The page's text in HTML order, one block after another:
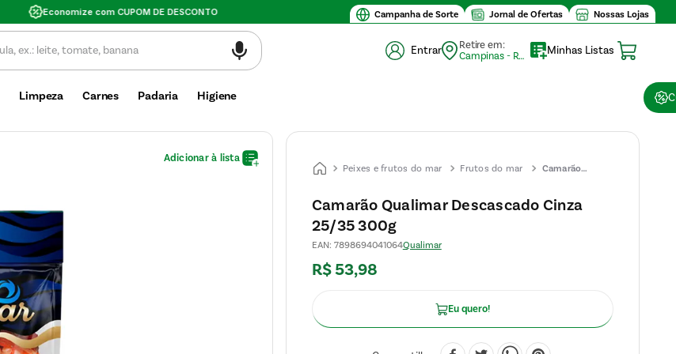
Campanha de Sorte Jornal de Ofertas Nossas Lojas
Valor mínimo de compra $30
Entrar
Retire em:
Campinas - Retirada (10)
Minhas Listas
Limpeza Carnes Padaria Higiene
Peixes e frutos do mar Frutos do mar
Camarão
Descascado
Camarão Qualimar Descascado Cinza
25/35 300g
EAN: 7898694041064Qualimar
R$53,98
Eu quero!